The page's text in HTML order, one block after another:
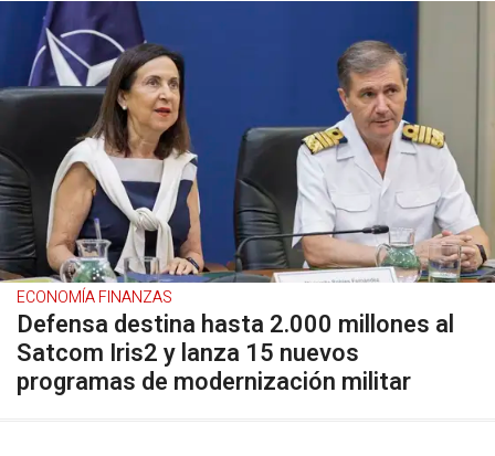
ECONOMÍA FINANZAS
Defensa destina hasta 2.000 millones al
Satcom Iris2 y lanza 15 nuevos
programas de modernización militar